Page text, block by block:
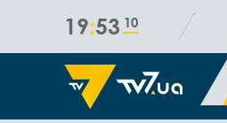
19 53 10